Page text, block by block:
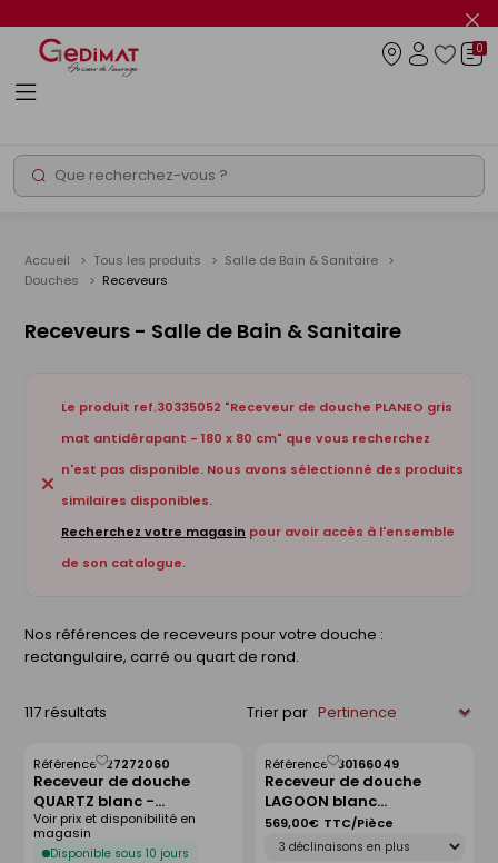
le
info
Rechercher
0
Accueil Tous les produits
Salle de Bain & Sanitaire
Douches
Receveurs
Receveurs - Salle de Bain & Sanitaire
Le produit ref.30335052 "Receveur de douche PLANEO gris
mat antidérapant - 180 x 80 cm" que vous recherchez
n'est pas disponible. Nous avons sélectionné des produits
similaires disponibles.
Recherchez votre magasin pour avoir accès à l'ensemble
de son catalogue.
Nos références de receveurs pour votre douche :
rectangulaire, carré ou quart de rond.
117 résultats Trier par
Receveur de douche
QUARTZ blanc -
120x80cm
Référence :27272060
Disponible sous 10 jours
Voir prix et disponibilité en
magasin
Enregistrer
comme
liste
Receveur de douche
LAGOON blanc
antidérapant - 120 x 90
cm
Référence :30166049
569,00€ TTC/Pièce
Enregistrer
comme
liste